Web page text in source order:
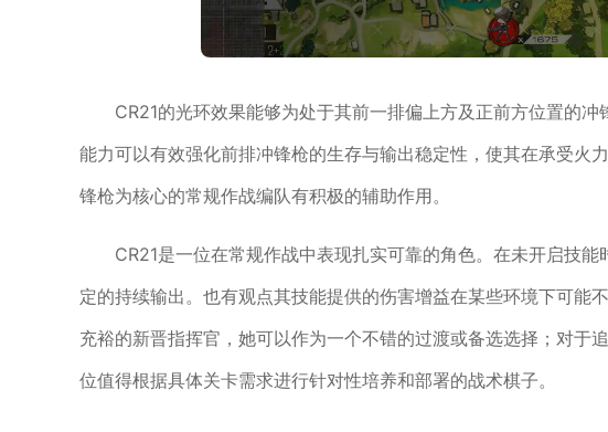
CR21的光环效果能够为处于其前一排偏上方及正前方位置的
能力可以有效强化前排冲锋枪的生存与输出稳定性，使其在承受火
锋枪为核心的常规作战编队有积极的辅助作用。
CR21是一位在常规作战中表现扎实可靠的角色。在未开启技
定的持续输出。也有观点其技能提供的伤害增益在某些环境下可能
充裕的新晋指挥官，她可以作为一个不错的过渡或备选选择；对于
位值得根据具体关卡需求进行针对性培养和部署的战术棋子。